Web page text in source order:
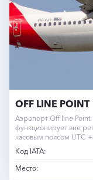
OFF LINE POINT
Аэропорт Off line Point
функционирует вне
часовым поясом UTC
Код IATA:
Место: